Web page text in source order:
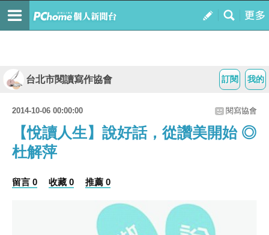
我的
訂閱
台北市閱讀寫作協會
2014-10-06 00:00:00 閱寫協會
【悅讀人生】說好話，從讚美開始 ◎
杜解萍
留言 0 收藏 0 推薦 0